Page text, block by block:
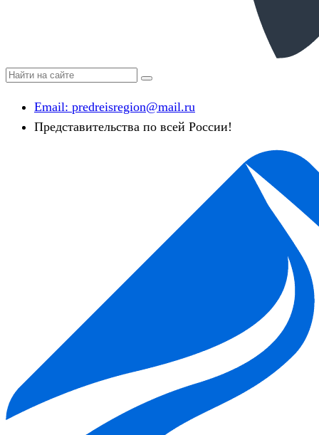
Email: predreisregion@mail.ru
Представительства по всей России!